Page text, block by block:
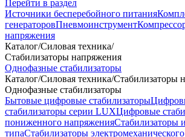
Перейти в раздел
Источники бесперебойного питания
генераторовПневмоинструмент
напряжения
Каталог/Силовая техника/
Стабилизаторы напряжения
Однофазные стабилизаторы
Каталог/Силовая техника/Стабилизаторы
Однофазные стабилизаторы
Бытовые цифровые стабилизаторы
стабилизаторы серии LUXЦифровые
пониженного напряженияСтабилизаторы
типаСтабилизаторы электромеханического